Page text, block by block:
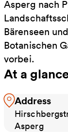
Asperg nach
Bärenseen
Botanischen
vorbei.
At a
Address
Asperg